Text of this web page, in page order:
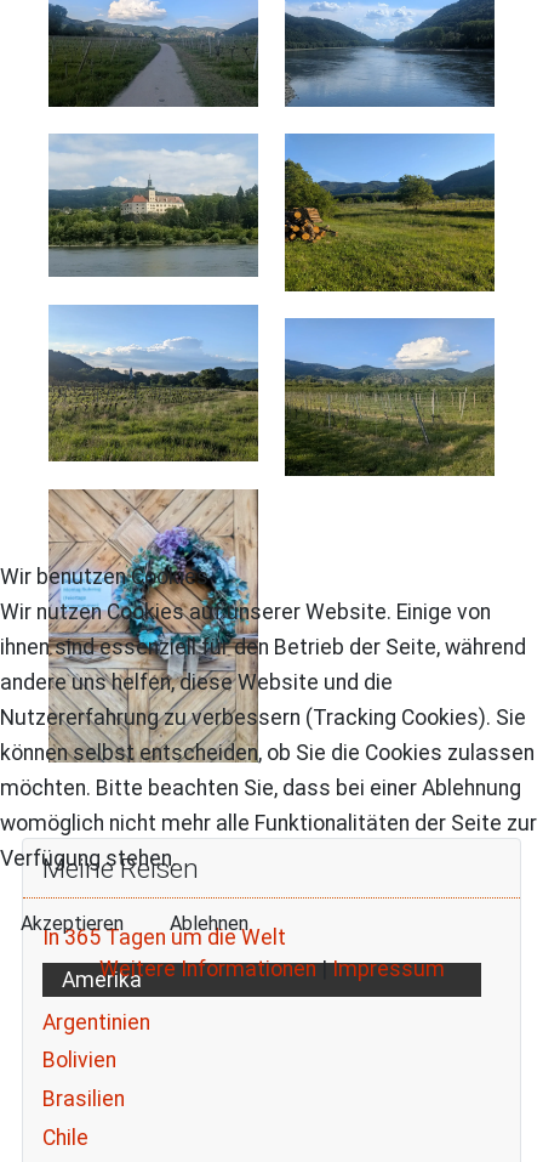
Meine Reisen
In 365 Tagen um die Welt
Amerika
Argentinien
Bolivien
Brasilien
Chile
Wir benutzen Cookies
Wir nutzen Cookies auf unserer Website. Einige von
ihnen sind essenziell für den Betrieb der Seite, während
andere uns helfen, diese Website und die
Nutzererfahrung zu verbessern (Tracking Cookies). Sie
können selbst entscheiden, ob Sie die Cookies zulassen
möchten. Bitte beachten Sie, dass bei einer Ablehnung
womöglich nicht mehr alle Funktionalitäten der Seite zur
Verfügung stehen.
Akzeptieren Ablehnen
Weitere Informationen|Impressum